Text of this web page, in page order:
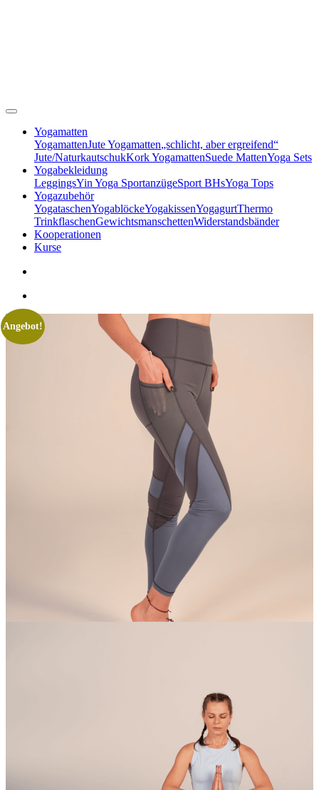
Yogamatten
YogamattenJute Yogamatten„schlicht, aber ergreifend“
Jute/NaturkautschukKork YogamattenSuede MattenYoga Sets
Yogabekleidung
LeggingsYin Yoga SportanzügeSport BHsYoga Tops
Yogazubehör
YogataschenYogablöckeYogakissenYogagurtThermo
TrinkflaschenGewichtsmanschettenWiderstandsbänder
Kooperationen
Kurse
Angebot!